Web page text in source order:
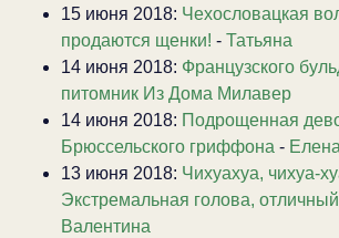
15 июня 2018: Чехословацкая
продаются щенки! - Татьяна
14 июня 2018: Французского
питомник Из Дома Милавер
14 июня 2018: Подрощенная
Брюссельского гриффона - Елена
13 июня 2018: Чихуахуа, чихуа-
Экстремальная голова,
Валентина